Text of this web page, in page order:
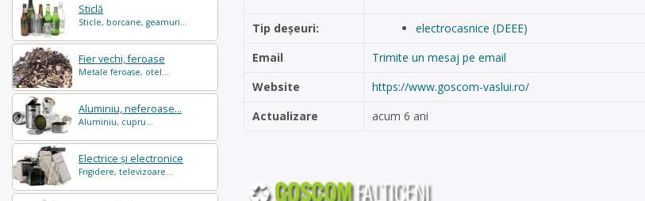
Sticlă
Sticle, borcane, geamuri...
Fier vechi, feroase
Metale feroase, otel...
Aluminiu, neferoase...
Aluminiu, cupru...
Electrice și electronice
Frigidere, televizoare...
Tip deșeuri:
electrocasnice (DEEE)
Email
Trimite un mesaj pe email
Website
https://www.goscom-vaslui.ro/
Actualizare
acum 6 ani